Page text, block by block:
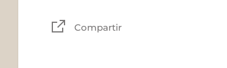
Medida: 40x40 cm extendida
Compartir